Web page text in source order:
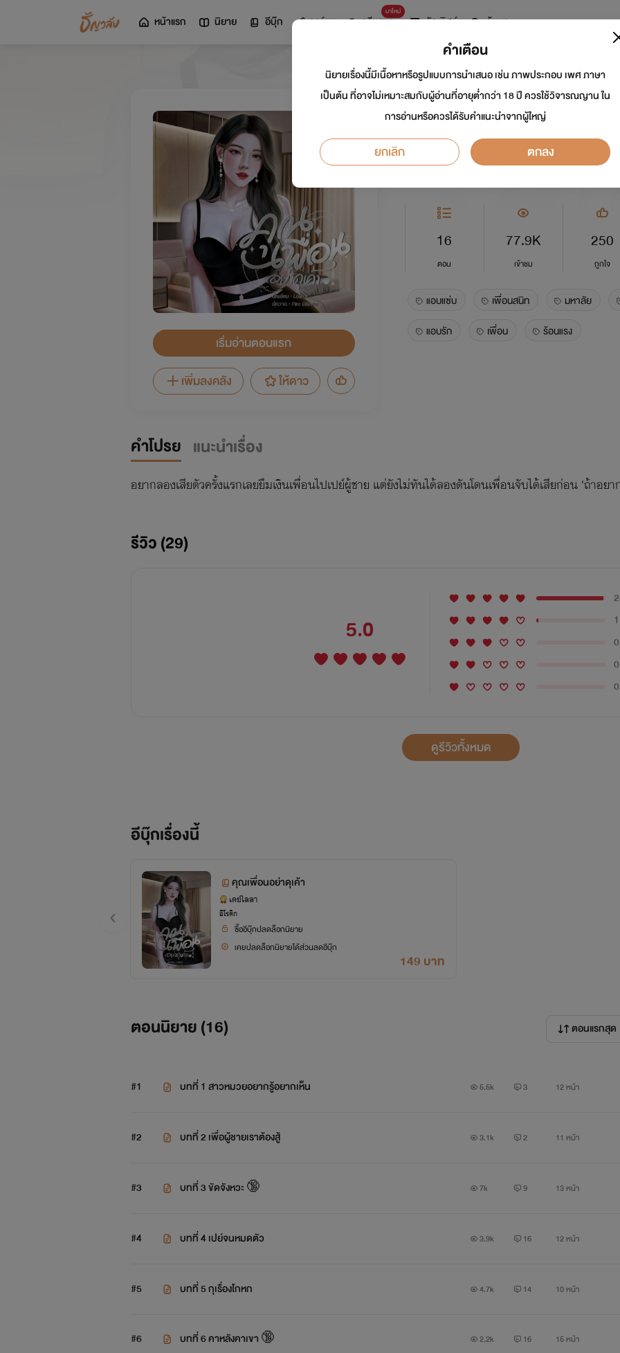
หน้าแรก นิยาย อีบุ๊ก การ์ตูน
มาใหม่
ดรีมแชท ธัญลิสต์ ค้นหา
เริ่มอ่านตอนแรก
เพิ่มลงคลัง
ให้ดาว
คุณเพื่อนอย่าดุเค้า
นักเขียน:เดย์ไลลา นักวาด: Pim Diieow
อีโรติก
16
ตอน
77.9K
เข้าชม
250
ถูกใจ
แอบแซ่บ เพื่อนสนิท มหาลัย
แอบรัก
เพื่อน ร้อนแรง
คำโปรย แนะนำเรื่อง
อยากลองเสียตัวครั้งแรกเลยยืมเงินเพื่อนไปเปย์ผู้ชาย แต่ยังไม่ทันได้ลองดันโดนเพื่อนจับได้เสียก่อน ‘ถ้าอยา
รีวิว (29)
5.0
1
0
0
0
ดูรีวิวทั้งหมด
อีบุ๊กเรื่องนี้
คุณเพื่อนอย่าดุเค้า
เดย์ไลลา
อีโรติก
ซื้ออีบุ๊กปลดล็อกนิยาย
เคยปลดล็อกนิยายได้ส่วนลดอีบุ๊ก
149 บาท
ตอนนิยาย (16) ตอนแรกสุด
#1 บทที่ 1 สาวหมวยอยากรู้อยากเห็น 5.5k 3 12 หน้า
#2 บทที่ 2 เพื่อผู้ชายเราต้องสู้ 3.1k 2 11 หน้า
#3 บทที่ 3 ขัดจังหวะ 🔞 7k 9 13 หน้า
#4 บทที่ 4 เปย์จนหมดตัว 3.9k 16 12 หน้า
#5 บทที่ 5 กุเรื่องโกหก 4.7k 14 10 หน้า
#6 บทที่ 6 คาหลังคาเขา 🔞 2.2k 16 15 หน้า
คำเตือน
นิยายเรื่องนี้มีเนื้อหาหรือรูปแบบการนำเสนอ เช่น ภาพประกอบ เพศ ภาษา
เป็นต้น ที่อาจไม่เหมาะสมกับผู้อ่านที่อายุต่ำกว่า 18 ปี ควรใช้วิจารณญาน ใน
การอ่านหรือควรได้รับคำแนะนำจากผู้ใหญ่
ยกเลิก ตกลง